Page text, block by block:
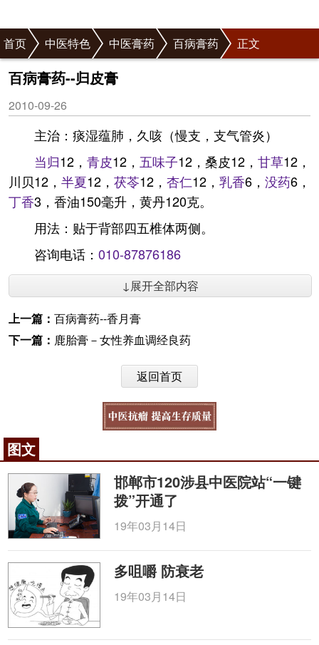
首页 中医特色 中医膏药 百病膏药 正文
百病膏药--归皮膏
2010-09-26
主治：痰湿蕴肺，久咳（慢支，支气管炎）
当归12， 青皮12， 五味子12，桑皮12， 甘草12，
川贝12， 半夏12， 茯苓12， 杏仁12， 乳香6， 没药6，
丁香3，香油150毫升，黄丹120克。
用法：贴于背部四五椎体两侧。
咨询电话： 010-87876186
↓展开全部内容
上一篇： 百病膏药--香月膏
下一篇： 鹿胎膏－女性养血调经良药
返回首页
图文
邯郸市120涉县中医院站“一键
拨”开通了
19年03月14日
多咀嚼 防衰老
19年03月14日